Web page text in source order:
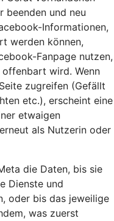
beenden und neu
Informationen,
werden können,
Fanpage nutzen,
offenbart wird. Wenn
zugreifen (Gefällt
etc.), erscheint eine
etwaigen
als Nutzerin oder
die Daten, bis sie
Dienste und
oder bis das jeweilige
was zuerst